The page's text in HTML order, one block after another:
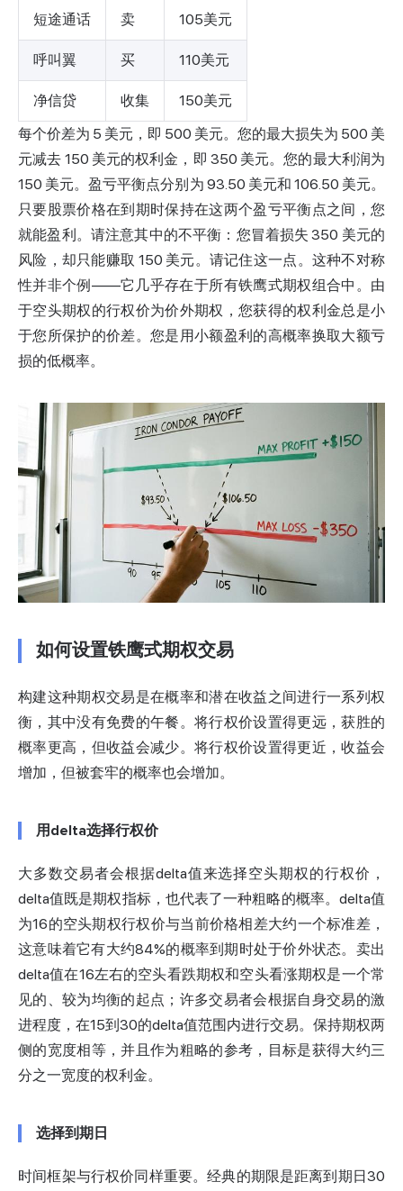
短途通话 卖 105美元
呼叫翼 买 110美元
净信贷 收集
150美元
每个价差为 5 美元，即 500 美元。您的最大损失为 500 美
元减去 150 美元的权利金，即 350 美元。您的最大利润为
150 美元。盈亏平衡点分别为 93.50 美元和 106.50 美元。
只要股票价格在到期时保持在这两个盈亏平衡点之间，您
就能盈利。请注意其中的不平衡：您冒着损失 350 美元的
风险，却只能赚取 150 美元。请记住这一点。这种不对称
性并非个例——它几乎存在于所有铁鹰式期权组合中。由
于空头期权的行权价为价外期权，您获得的权利金总是小
于您所保护的价差。您是用小额盈利的高概率换取大额亏
损的低概率。
如何设置铁鹰式期权交易
构建这种期权交易是在概率和潜在收益之间进行一系列权
衡，其中没有免费的午餐。将行权价设置得更远，获胜的
概率更高，但收益会减少。将行权价设置得更近，收益会
增加，但被套牢的概率也会增加。
用delta选择行权价
大多数交易者会根据delta值来选择空头期权的行权价，
delta值既是期权指标，也代表了一种粗略的概率。delta值
为16的空头期权行权价与当前价格相差大约一个标准差，
这意味着它有大约84%的概率到期时处于价外状态。卖出
delta值在16左右的空头看跌期权和空头看涨期权是一个常
见的、较为均衡的起点；许多交易者会根据自身交易的激
进程度，在15到30的delta值范围内进行交易。保持期权两
侧的宽度相等，并且作为粗略的参考，目标是获得大约三
分之一宽度的权利金。
选择到期日
时间框架与行权价同样重要。经典的期限是距离到期日30